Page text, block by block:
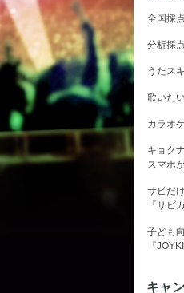
全国採
分析採
うたス
歌いた
カラオ
キョク
スマホ
サビだ
『サビ
子ども
『
キャ